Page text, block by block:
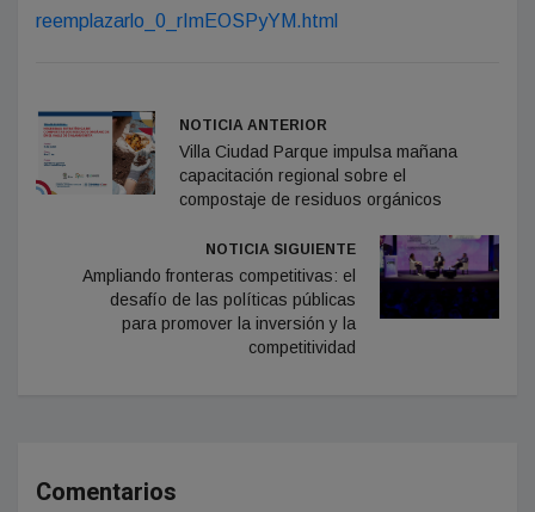
reemplazarlo_0_rImEOSPyYM.html
NOTICIA ANTERIOR
Villa Ciudad Parque impulsa mañana
capacitación regional sobre el
compostaje de residuos orgánicos
NOTICIA SIGUIENTE
Ampliando fronteras competitivas: el
desafío de las políticas públicas
para promover la inversión y la
competitividad
Comentarios